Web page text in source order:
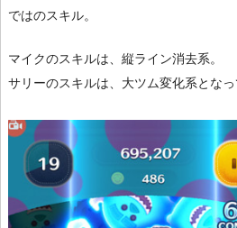
ではのスキル。
マイクのスキルは、縦ライン消去系。
サリーのスキルは、大ツム変化系となっ